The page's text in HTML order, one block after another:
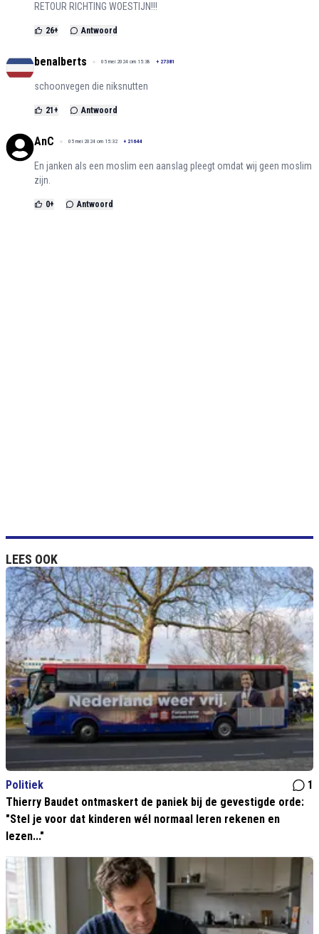
RETOUR RICHTING WOESTIJN!!!
26+ Antwoord
benalberts 05 mei 2024 om 15:38 + 27381
schoonvegen die niksnutten
21 + Antwoord
AnC 05 mei 2024 om 15:32 + 21644
En janken als een moslim een aanslag pleegt omdat wij geen moslim
zijn.
0+ Antwoord
LEES OOK
Politiek
1
Thierry Baudet ontmaskert de paniek bij de gevestigde orde:
"Stel je voor dat kinderen wél normaal leren rekenen en
lezen..."